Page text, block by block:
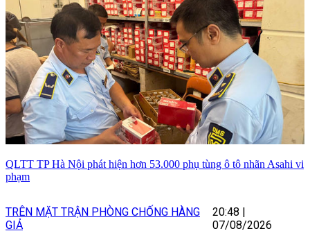
QLTT TP Hà Nội phát hiện hơn 53.000 phụ tùng ô tô nhãn Asahi vi
phạm
TRÊN MẶT TRẬN PHÒNG CHỐNG HÀNG
GIẢ
20:48
07/08/2026